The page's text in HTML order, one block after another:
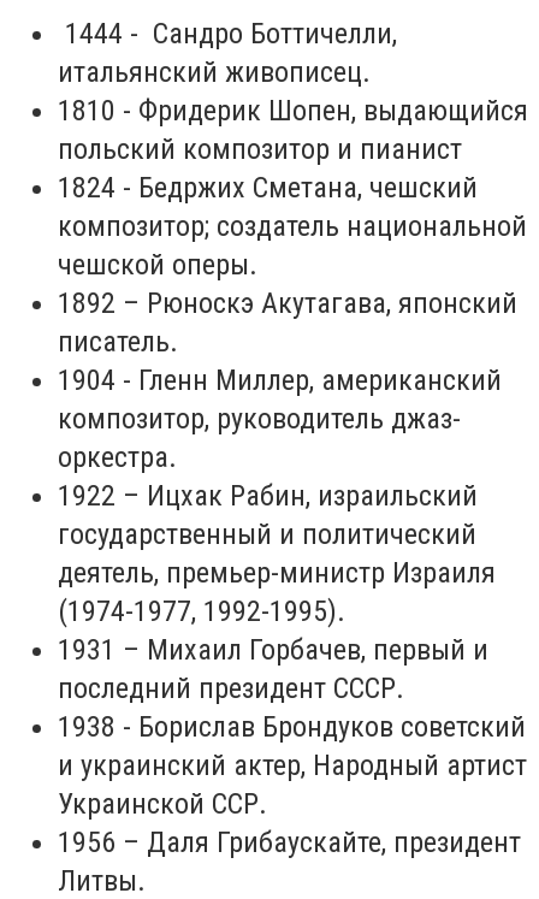
1444 - Сандро Боттичелли,
итальянский живописец.
1810 - Фридерик Шопен, выдающийся
польский композитор и пианист
1824 - Бедржих Сметана, чешский
композитор; создатель национальной
чешской оперы.
1892 – Рюноскэ Акутагава, японский
писатель.
1904 - Гленн Миллер, американский
композитор, руководитель джаз-
оркестра.
1922 – Ицхак Рабин, израильский
государственный и политический
деятель, премьер-министр Израиля
(1974-1977, 1992-1995).
1931 – Михаил Горбачев, первый и
последний президент СССР.
1938 - Борислав Брондуков советский
и украинский актер, Народный артист
Украинской ССР.
1956 – Даля Грибаускайте, президент
Литвы.